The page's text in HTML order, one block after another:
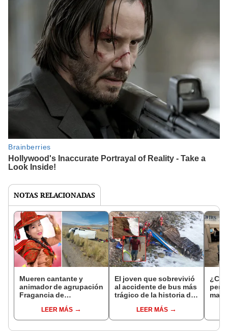
NOTAS RELACIONADAS
Mueren cantante y
animador de agrupación
Fragancia de
despiste y volcadura de
minivan en Cusco
LEER MÁS
El joven que sobrevivió
al accidente de bus más
trágico de la historia del
ventana y llegó al
hospital en taxi"
LEER MÁS